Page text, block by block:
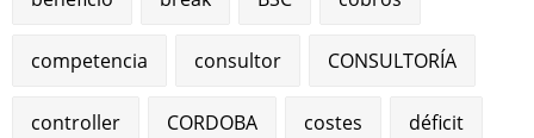
competencia consultor CONSULTORÍA
controller CORDOBA costes déficit